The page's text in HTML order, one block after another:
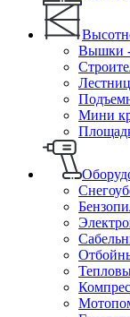
Вышки
Мини